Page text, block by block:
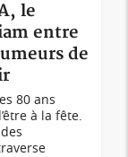
le
entre
de
80 ans
à la fête.